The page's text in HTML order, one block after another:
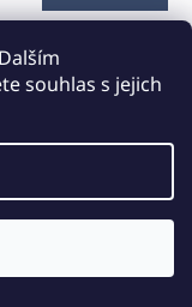
souhlas s jejich
+
Veřejné sbírky,